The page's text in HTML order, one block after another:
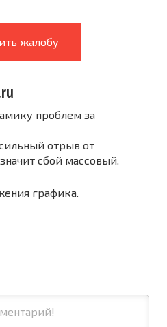
жалобу
проблем за
отрыв от
сбой массовый.
графика.